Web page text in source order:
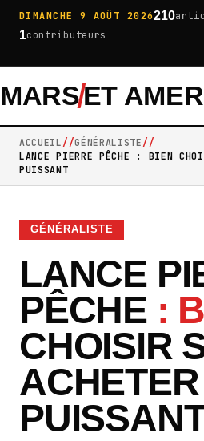
DIMANCHE 9 AOÛT 2026210
1contributeurs
MARSET AMER
ACCUEIL
GÉNÉRALISTE
LANCE PIERRE PÊCHE : BIEN
PUISSANT
GÉNÉRALISTE
LANCE
PÊCHE :
CHOISIR